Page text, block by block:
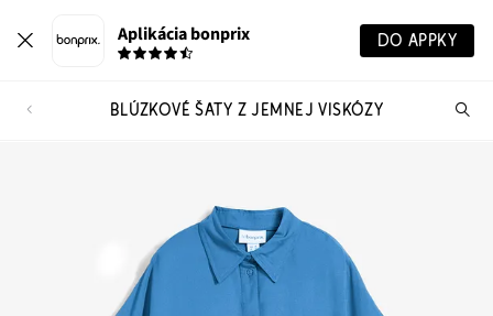
Aplikácia bonprix DO APPKY
BLÚZKOVÉ ŠATY Z JEMNEJ VISKÓZY